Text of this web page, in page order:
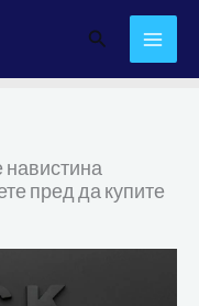
Search
навистина
пред да купите